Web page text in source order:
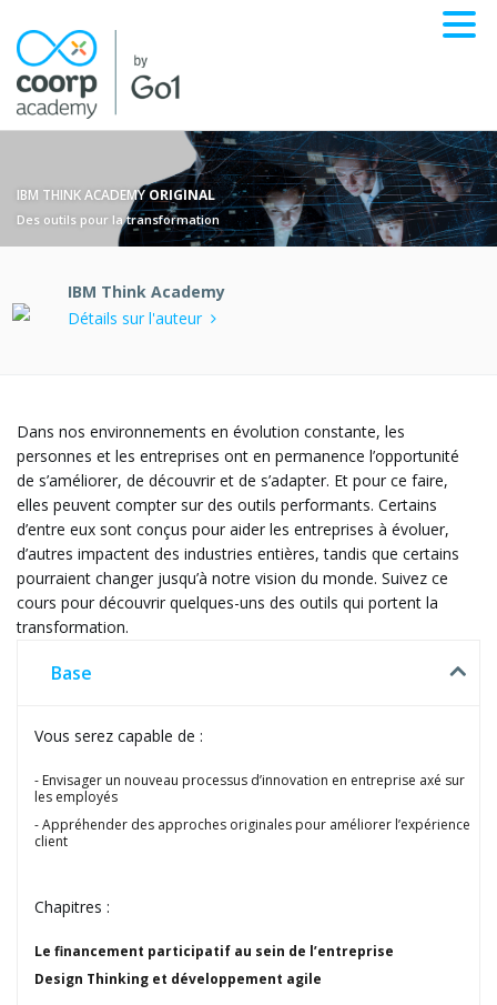
IBM THINK ACADEMYORIGINAL
Des outils pour la transformation
IBM Think Academy
Détails sur l'auteur
Dans nos environnements en évolution constante, les
personnes et les entreprises ont en permanence l’opportunité
de s’améliorer, de découvrir et de s’adapter. Et pour ce faire,
elles peuvent compter sur des outils performants. Certains
d’entre eux sont conçus pour aider les entreprises à évoluer,
d’autres impactent des industries entières, tandis que certains
pourraient changer jusqu’à notre vision du monde. Suivez ce
cours pour découvrir quelques-uns des outils qui portent la
transformation.
Base
Vous serez capable de :
Envisager un nouveau processus d’innovation en entreprise axé sur
les employés
Appréhender des approches originales pour améliorer l’expérience
client
Chapitres :
Le financement participatif au sein de l’entreprise
Design Thinking et développement agile